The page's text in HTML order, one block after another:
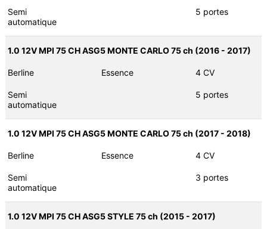
Semi
automatique
5 portes
1.0 12V MPI 75 CH ASG5 MONTE CARLO 75 ch (2016 - 2017)
Berline Essence 4 CV
Semi
automatique
5 portes
1.0 12V MPI 75 CH ASG5 MONTE CARLO 75 ch (2017 - 2018)
Berline Essence 4 CV
Semi
automatique
3 portes
1.0 12V MPI 75 CH ASG5 STYLE 75 ch (2015 - 2017)